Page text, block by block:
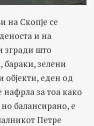
на Скопје се
и на
згради што
бараки, зелени
еден од
за тоа како
балансирано, е
Петре